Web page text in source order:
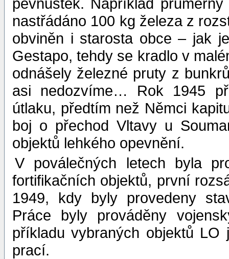
nastřádáno 100 kg železa z
obviněn i starosta obce – jak
Gestapo, tehdy se kradlo v
odnášely železné pruty z
asi nedozvíme… Rok 1945
útlaku, předtím než Němci
boj o přechod Vltavy u
objektů lehkého opevnění.
V poválečných letech byla
fortifikačních objektů, první
1949, kdy byly provedeny
Práce byly prováděny
příkladu vybraných objektů LO
prací.